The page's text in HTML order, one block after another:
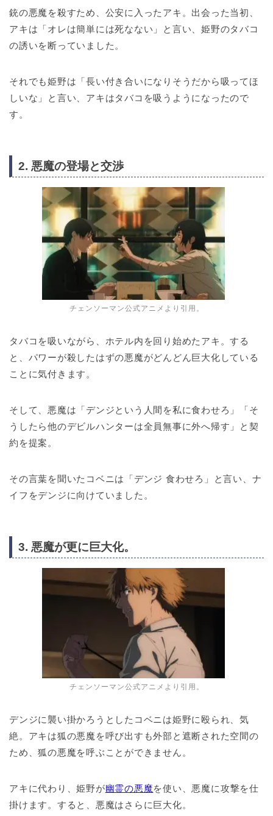
銃の悪魔を殺すため、公安に入ったアキ。出会った当初、
アキは「オレは簡単には死なない」と言い、姫野のタバコ
の誘いを断っていました。
それでも姫野は「長い付き合いになりそうだから吸ってほ
しいな」と言い、アキはタバコを吸うようになったので
す。
2. 悪魔の登場と交渉
チェンソーマン公式アニメより引用。
タバコを吸いながら、ホテル内を回り始めたアキ。する
と、パワーが殺したはずの悪魔がどんどん巨大化している
ことに気付きます。
そして、悪魔は「デンジという人間を私に食わせろ」「そ
うしたら他のデビルハンターは全員無事に外へ帰す」と契
約を提案。
その言葉を聞いたコベニは「デンジ 食わせろ」と言い、ナ
イフをデンジに向けていました。
3. 悪魔が更に巨大化。
チェンソーマン公式アニメより引用。
デンジに襲い掛かろうとしたコベニは姫野に殴られ、気
絶。アキは狐の悪魔を呼び出すも外部と遮断された空間の
ため、狐の悪魔を呼ぶことができません。
アキに代わり、姫野が幽霊の悪魔を使い、悪魔に攻撃を仕
掛けます。すると、悪魔はさらに巨大化。